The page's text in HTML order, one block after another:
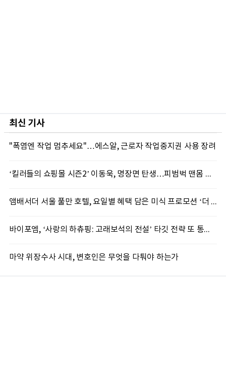
최신 기사
"폭염엔 작업 멈추세요"…에스알, 근로자 작업중지권 사용 장려
‘킬러들의 쇼핑몰 시즌2’ 이동욱, 명장면 탄생…피범벅 맨몸 액션 ‘감탄’
앰배서더 서울 풀만 호텔, 요일별 혜택 담은 미식 프로모션 ‘더 킹스 : 다이닝 프리빌리지즈’ 선봬
바이포엠, ‘사랑의 하츄핑: 고래보석의 전설’ 타깃 전략 또 통했다
마약 위장수사 시대, 변호인은 무엇을 다퉈야 하는가